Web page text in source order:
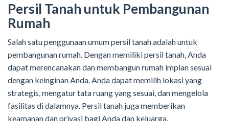
Persil Tanah untuk Pembangunan
Rumah
Salah satu penggunaan umum persil tanah adalah untuk
pembangunan rumah. Dengan memiliki persil tanah, Anda
dapat merencanakan dan membangun rumah impian sesuai
dengan keinginan Anda. Anda dapat memilih lokasi yang
strategis, mengatur tata ruang yang sesuai, dan mengelola
fasilitas di dalamnya. Persil tanah juga memberikan
keamanan dan privasi bagi Anda dan keluarga.